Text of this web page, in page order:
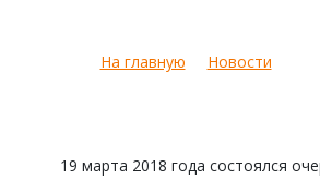
На главную Новости
19 марта 2018 года состоялся